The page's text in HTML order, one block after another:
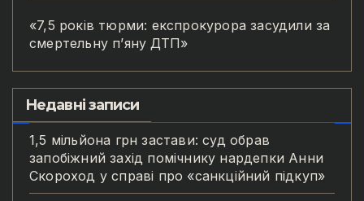
«7,5 років тюрми: експрокурора засудили за
смертельну п’яну ДТП»
Недавні записи
1,5 мільйона грн застави: суд обрав
запобіжний захід помічнику нардепки Анни
Скороход у справі про «санкційний підкуп»